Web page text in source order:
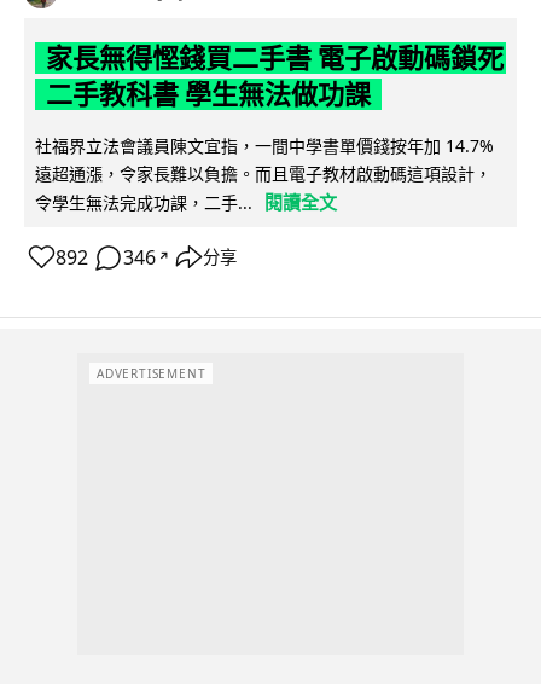
家長無得慳錢買二手書 電子啟動碼鎖死
二手教科書 學生無法做功課
社福界立法會議員陳文宜指，一間中學書單價錢按年加 14.7%
遠超通漲，令家長難以負擔。而且電子教材啟動碼這項設計，
令學生無法完成功課，二手...
閱讀全文
892 346 ↗ 分享
ADVERTISEMENT